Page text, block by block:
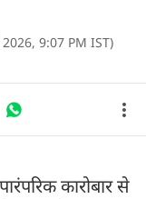
9:07 PM IST)
कारोबार से